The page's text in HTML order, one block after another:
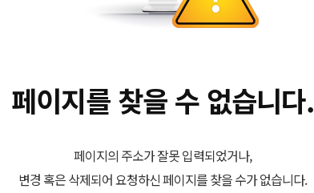
페이지를 찾을 수 없습니다.
페이지의 주소가 잘못 입력되었거나,
변경 혹은 삭제되어 요청하신 페이지를 찾을 수가 없습니다.